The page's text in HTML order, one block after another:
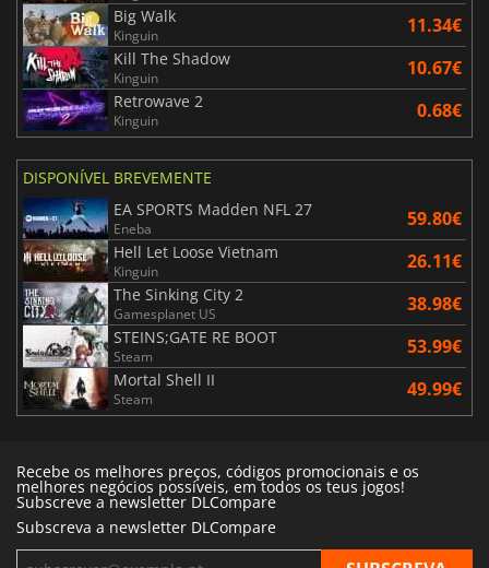
Big Walk
Kinguin 11.34€
Kill The Shadow
Kinguin 10.67€
Retrowave 2
Kinguin 0.68€
DISPONÍVEL BREVEMENTE
EA SPORTS Madden NFL 27
Eneba 59.80€
Hell Let Loose Vietnam
Kinguin 26.11€
The Sinking City 2
Gamesplanet US 38.98€
STEINS;GATE RE BOOT
Steam 53.99€
Mortal Shell II
Steam 49.99€
Recebe os melhores preços, códigos promocionais e os
melhores negócios possíveis, em todos os teus jogos!
Subscreve a newsletter DLCompare
Subscreva a newsletter DLCompare